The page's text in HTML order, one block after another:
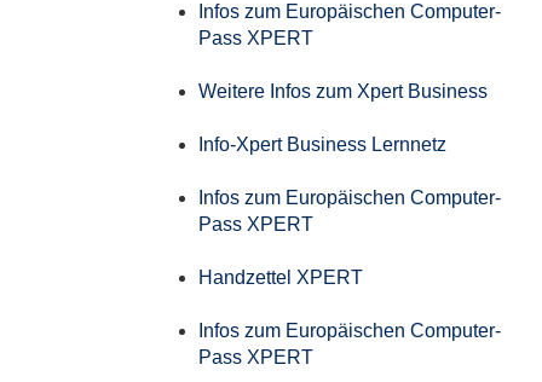
Infos zum Europäischen Computer-
Pass XPERT
Weitere Infos zum Xpert Business
Info-Xpert Business Lernnetz
Infos zum Europäischen Computer-
Pass XPERT
Handzettel XPERT
Infos zum Europäischen Computer-
Pass XPERT